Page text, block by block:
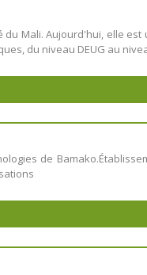
du Mali. Aujourd'hui, elle
du niveau DEUG au
de